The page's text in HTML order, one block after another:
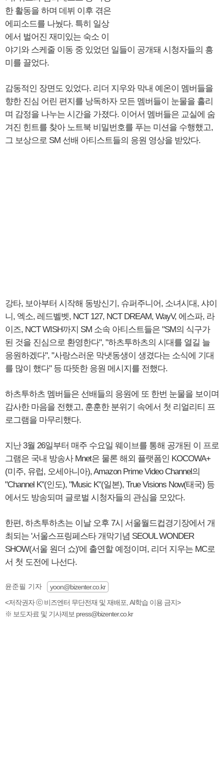
한 활동을 하며 데뷔 이후 겪은
에피소드를 나눴다. 특히 일상
에서 벌어진 재미있는 숙소 이
야기와 스케줄 이동 중 있었던 일들이 공개돼 시청자들의 흥
미를 끌었다.
감동적인 장면도 있었다. 리더 지우와 막내 예온이 멤버들을
향한 진심 어린 편지를 낭독하자 모든 멤버들이 눈물을 흘리
며 감정을 나누는 시간을 가졌다. 이어서 멤버들은 교실에 숨
겨진 힌트를 찾아 노트북 비밀번호를 푸는 미션을 수행했고,
그 보상으로 SM 선배 아티스트들의 응원 영상을 받았다.
강타, 보아부터 시작해 동방신기, 슈퍼주니어, 소녀시대, 샤이
니, 엑소, 레드벨벳, NCT 127, NCT DREAM, WayV, 에스파, 라
이즈, NCT WISH까지 SM 소속 아티스트들은 "SM의 식구가
된 것을 진심으로 환영한다", "하츠투하츠의 시대를 열길 늘
응원하겠다", "사랑스러운 막냇동생이 생겼다는 소식에 기대
를 많이 했다" 등 따뜻한 응원 메시지를 전했다.
하츠투하츠 멤버들은 선배들의 응원에 또 한번 눈물을 보이며
감사한 마음을 전했고, 훈훈한 분위기 속에서 첫 리얼리티 프
로그램을 마무리했다.
지난 3월 26일부터 매주 수요일 웨이브를 통해 공개된 이 프로
그램은 국내 방송사 Mnet은 물론 해외 플랫폼인 KOCOWA+
(미주, 유럽, 오세아니아), Amazon Prime Video Channel의
"Channel K"(인도), "Music K"(일본), True Visions Now(태국) 등
에서도 방송되며 글로벌 시청자들의 관심을 모았다.
한편, 하츠투하츠는 이날 오후 7시 서울월드컵경기장에서 개
최되는 '서울스프링페스타 개막기념 SEOUL WONDER
SHOW(서울 원더 쇼)'에 출연할 예정이며, 리더 지우는 MC로
서 첫 도전에 나선다.
윤준필 기자
yoon@bizenter.co.kr
<저작권자 ⓒ 비즈엔터 무단전재 및 재배포, AI학습 이용 금지>
※ 보도자료 및 기사제보 press@bizenter.co.kr